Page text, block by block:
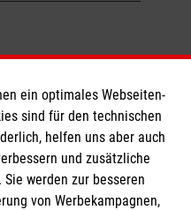
ein optimales Webseiten-
sind für den technischen
helfen uns aber auch
und zusätzliche
werden zur besseren
von Werbekampagnen,